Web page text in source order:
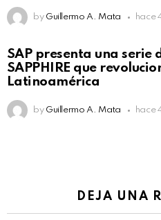
by Guillermo A. Mata hace
SAP presenta una serie
SAPPHIRE que
Latinoamérica
by Guillermo A. Mata hace
DEJA UNA